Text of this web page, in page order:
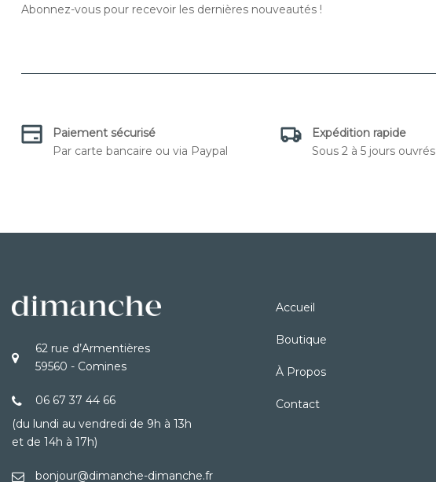
Abonnez-vous pour recevoir les dernières nouveautés !
Paiement sécurisé
Par carte bancaire ou via Paypal
Expédition rapide
Sous 2 à 5 jours ouvrés
62 rue d’Armentières
59560 - Comines
06 67 37 44 66
(du lundi au vendredi de 9h à 13h
et de 14h à 17h)
bonjour@dimanche-dimanche.fr
Accueil
Boutique
À Propos
Contact